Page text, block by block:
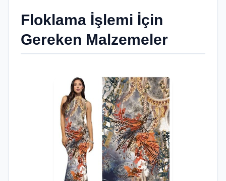
Floklama İşlemi İçin
Gereken Malzemeler